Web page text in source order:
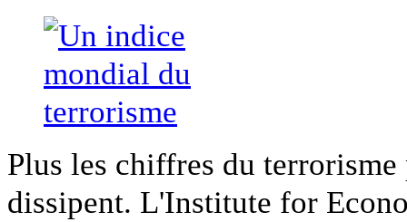
Plus les chiffres du
dissipent. L'Institute for